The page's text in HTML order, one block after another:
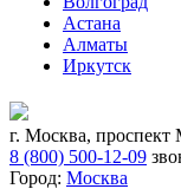
Астана
Алматы
Иркутск
г. Москва, проспект
8 (800) 500-12-09
Город: Москва